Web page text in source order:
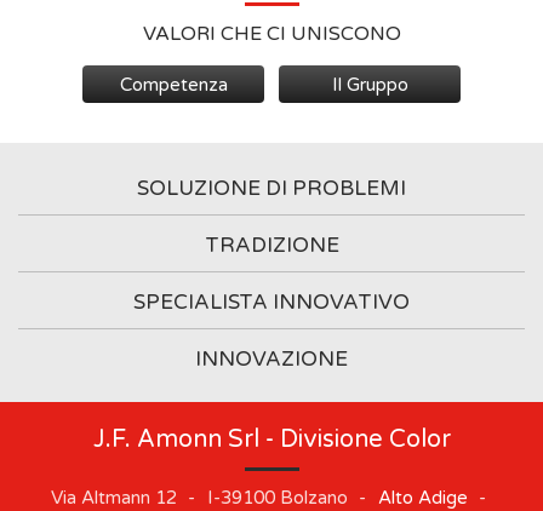
VALORI CHE CI UNISCONO
Competenza Il Gruppo
SOLUZIONE DI PROBLEMI
TRADIZIONE
SPECIALISTA INNOVATIVO
INNOVAZIONE
J.F. Amonn Srl - Divisione Color
Via Altmann 12 - I-39100 Bolzano - Alto Adige -